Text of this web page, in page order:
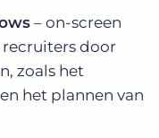
– on-screen
recruiters door
zoals het
het plannen van